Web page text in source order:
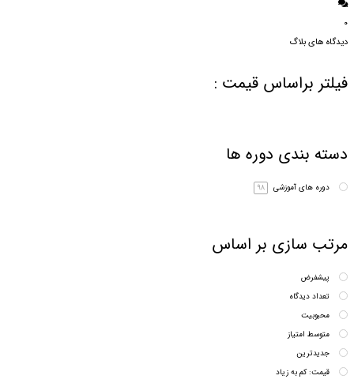
۰
دیدگاه های بلاگ
فیلتر براساس قیمت :
دسته بندی دوره ها
دوره های آموزشی ۹۸
مرتب سازی بر اساس
پیشفرض
تعداد دیدگاه
محبوبیت
متوسط امتیاز
جدیدترین
قیمت: کم به زیاد